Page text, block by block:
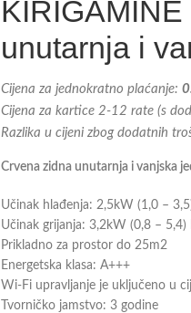
unutarnja i
Cijena za jednokratno plaćanje:
Cijena za kartice 2-12 rate (s
Razlika u cijeni zbog dodatnih
Crvena zidna unutarnja i vanjska
Učinak hlađenja: 2,5kW (1,0 –
Učinak grijanja: 3,2kW (0,8 – 5,4)
Prikladno za prostor do 25m2
Energetska klasa: A+++
Wi-Fi upravljanje je uključeno u
Tvorničko jamstvo: 3 godine